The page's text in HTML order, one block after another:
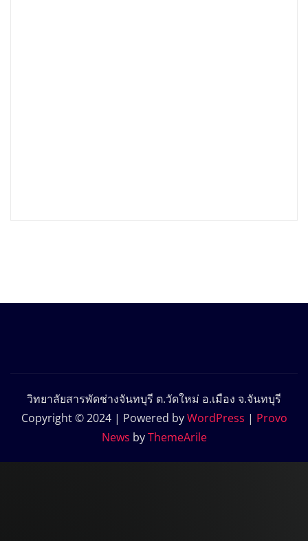
วิทยาลัยสารพัดช่างจันทบุรี ต.วัดใหม่ อ.เมือง จ.จันทบุรี
Copyright © 2024 | Powered byWordPress | Provo
News byThemeArile